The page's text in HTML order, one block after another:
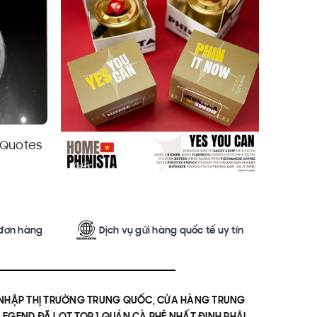
Chân đế bộ lọc cà phê Chill Chill
hàng Dịch vụ gửi hàng quốc tế uy tín
THỊ TRƯỜNG TRUNG QUỐC, CỬA HÀNG TRUNG